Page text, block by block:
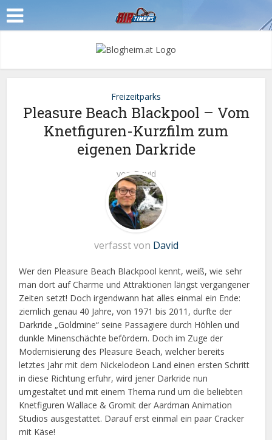
Freizeitparks
Pleasure Beach Blackpool – Vom
Knetfiguren-Kurzfilm zum
eigenen Darkride
vonDavid
verfasst von David
Wer den Pleasure Beach Blackpool kennt, weiß, wie sehr
man dort auf Charme und Attraktionen längst vergangener
Zeiten setzt! Doch irgendwann hat alles einmal ein Ende:
ziemlich genau 40 Jahre, von 1971 bis 2011, durfte der
Darkride „Goldmine“ seine Passagiere durch Höhlen und
dunkle Minenschächte befördern. Doch im Zuge der
Modernisierung des Pleasure Beach, welcher bereits
letztes Jahr mit dem Nickelodeon Land einen ersten Schritt
in diese Richtung erfuhr, wird jener Darkride nun
umgestaltet und mit einem Thema rund um die beliebten
Knetfiguren Wallace & Gromit der Aardman Animation
Studios ausgestattet. Darauf erst einmal ein paar Cracker
mit Käse!